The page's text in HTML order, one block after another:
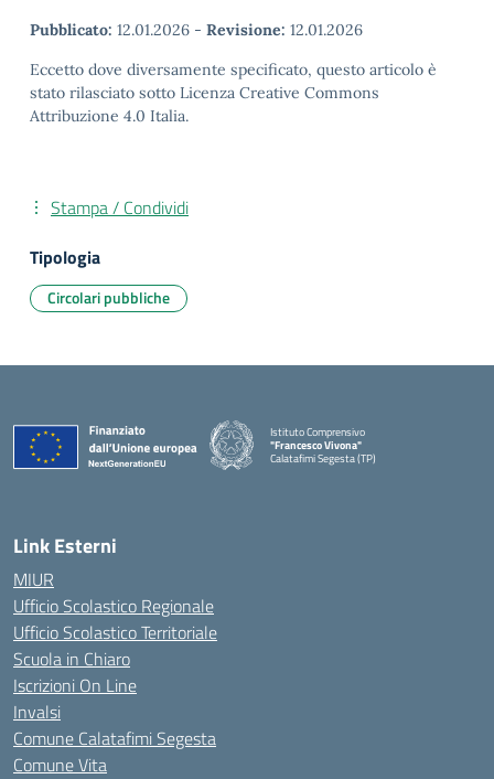
Pubblicato: 12.01.2026 - Revisione: 12.01.2026
Eccetto dove diversamente specificato, questo articolo è
stato rilasciato sotto Licenza Creative Commons
Attribuzione 4.0 Italia.
Stampa / Condividi
Tipologia
Circolari pubbliche
Istituto Comprensivo
"Francesco Vivona"
Calatafimi Segesta (TP)
— Visita la pagina iniziale della scuola
Link Esterni
MIUR
Ufficio Scolastico Regionale
Ufficio Scolastico Territoriale
Scuola in Chiaro
Iscrizioni On Line
Invalsi
Comune Calatafimi Segesta
Comune Vita